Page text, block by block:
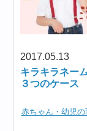
2017.05.13
キラキラネー
３つのケース
赤ちゃん・幼児の